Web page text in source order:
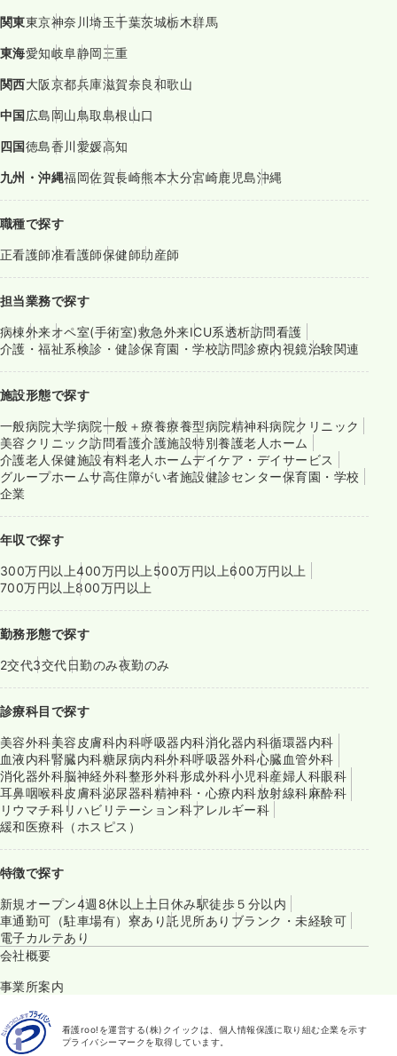
関東東京神奈川埼玉千葉茨城栃木群馬
東海愛知岐阜静岡三重
関西大阪京都兵庫滋賀奈良和歌山
中国広島岡山鳥取島根山口
四国徳島香川愛媛高知
九州・沖縄福岡佐賀長崎熊本大分宮崎鹿児島沖縄
職種で探す
正看護師准看護師保健師助産師
担当業務で探す
病棟外来オペ室(手術室)救急外来ICU系透析訪問看護
介護・福祉系検診・健診保育園・学校訪問診療内視鏡治験関連
施設形態で探す
一般病院大学病院一般＋療養療養型病院精神科病院クリニック
美容クリニック訪問看護介護施設特別養護老人ホーム
介護老人保健施設有料老人ホームデイケア・デイサービス
グループホームサ高住障がい者施設健診センター保育園・学校
企業
年収で探す
300万円以上400万円以上 500万円以上600万円以上
700万円以上800万円以上
勤務形態で探す
2交代3交代日勤のみ夜勤のみ
診療科目で探す
美容外科美容皮膚科内科呼吸器内科消化器内科循環器内科
血液内科腎臓内科糖尿病内科外科呼吸器外科心臓血管外科
消化器外科脳神経外科整形外科形成外科小児科産婦人科眼科
耳鼻咽喉科皮膚科泌尿器科精神科・心療内科放射線科麻酔科
リウマチ科リハビリテーション科アレルギー科
緩和医療科（ホスピス）
特徴で探す
新規オープン4週8休以上 土日休み駅徒歩５分以内
車通勤可（駐車場有） 寮あり託児所あり ブランク・未経験可
電子カルテあり
会社概要
事業所案内
看護roo!を運営する(株)クイックは、個人情報保護に取り組む企業を示す
プライバシーマークを取得しています。